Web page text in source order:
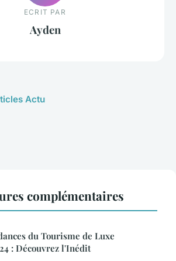
ECRIT PAR
Ayden
Actu
complémentaires
du Tourisme de Luxe
: Découvrez l'Inédit